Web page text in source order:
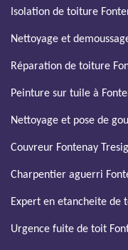
Isolation de toiture
Nettoyage et
Réparation de toiture
Peinture sur tuile à
Nettoyage et pose de
Couvreur Fontenay
Charpentier aguerri
Expert en etancheite de
Urgence fuite de toit